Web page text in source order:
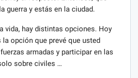
guerra y estás en la ciudad.
vida, hay distintas opciones. Hoy
opción que prevé que usted
armadas y participar en las
sobre civiles …